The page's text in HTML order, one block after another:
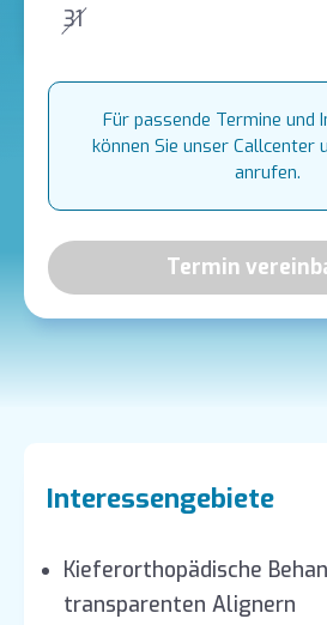
31
Für passende Termine und
können Sie unser
anrufen.
Termin
Interessengebiete
Kieferorthopädische
transparenten Alignern